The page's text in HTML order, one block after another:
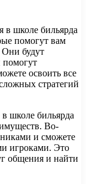
в школе бильярда
помогут вам
будут
помогут
освоить все
стратегий
школе бильярда
Во-
и сможете
игроками. Это
общения и найти